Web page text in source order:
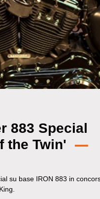
883 Special
the Twin'
su base IRON 883 in